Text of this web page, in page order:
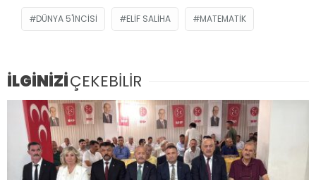
DÜNYA 5'INCISI ELIF SALIHA MATEMATIK
İLGİNİZİÇEKEBİLİR